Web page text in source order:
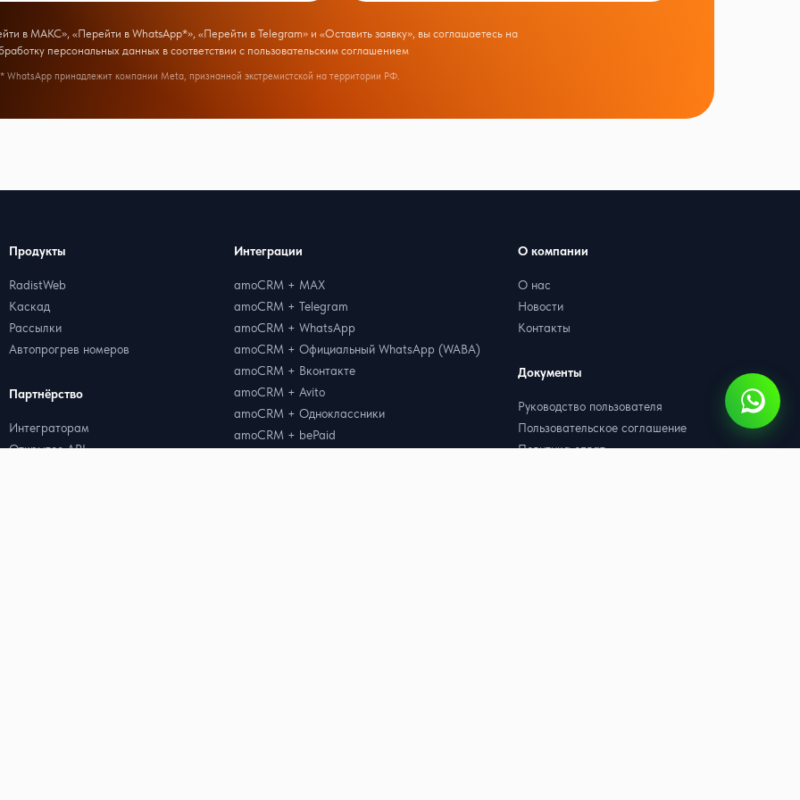
в МАКС», «Перейти в WhatsApp*», «Перейти в Telegram» и «Оставить заявку», вы соглашаетесь на
персональных данных в соответствии с пользовательским соглашением
* WhatsApp принадлежит компании Meta, признанной экстремистской на территории РФ.
Интеграции
amoCRM + MAX
amoCRM + Telegram
amoCRM + WhatsApp
amoCRM + Официальный WhatsApp (WABA)
amoCRM + Вконтакте
amoCRM + Avito
amoCRM + Одноклассники
amoCRM + bePaid
Продукты
RadistWeb
Каскад
Рассылки
Автопрогрев номеров
Партнёрство
Интеграторам
Открытое API
О компании
О нас
Новости
Контакты
Документы
Руководство пользователя
Пользовательское соглашение
Политика оплат